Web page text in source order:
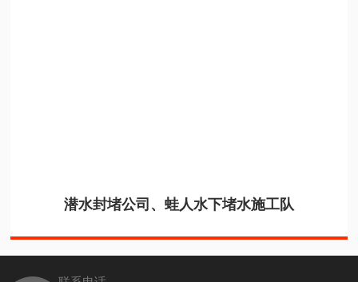
潜水封堵公司、蛙人水下堵水施工队